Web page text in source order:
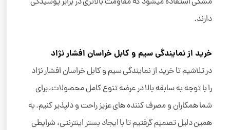
دارند.
خرید از نمایندگی سیم و کابل خراسان افشار نژاد
در تلاشیم تا خرید از نمایندگی سیم و کابل خراسان افشار نژاد
را با توجه به سابقه بالا در عرضه تنوع کامل محصولات، برای
شما همکاران و مصرف کننده های عزیز راحت و دلپذیر کنیم. به
همین دلیل تصمیم گرفتیم تا با ایجاد بستر اینترنتی، شرایطی